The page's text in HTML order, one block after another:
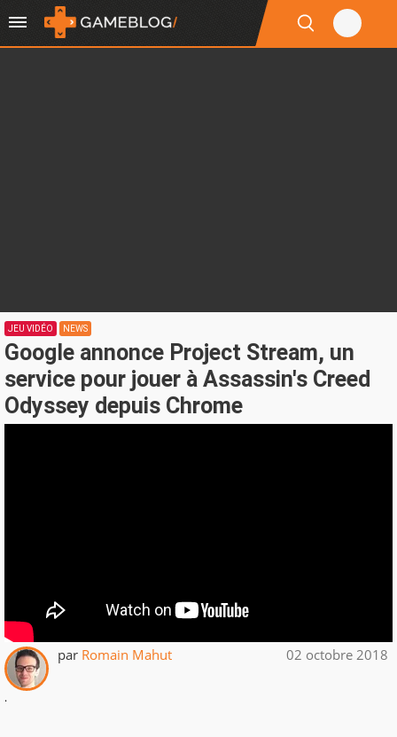
JEU VIDÉO NEWS
Google annonce Project Stream, un
service pour jouer à Assassin's Creed
Odyssey depuis Chrome
par Romain Mahut 02 octobre 2018
.